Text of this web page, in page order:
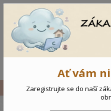
Vše Kojenecké body
Ať vám
Zaregistrujte se do naší